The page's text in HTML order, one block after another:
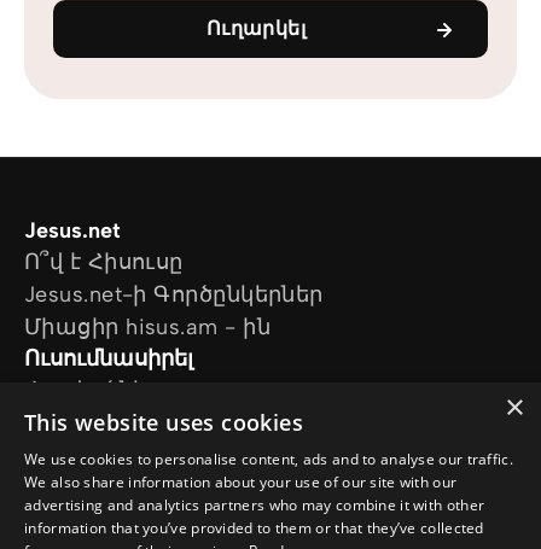
Ուղարկել
Jesus.net
Ո՞վ է Հիսուսը
Jesus.net-ի Գործընկերներ
Միացիր hisus.am - ին
Ուսումնասիրել
Հոդվածներ
Տեսանյութեր
Մեր նախագծերը
Ես հարց ունեմ
Հետևեք մեզ
×
This website uses cookies
We use cookies to personalise content, ads and to analyse our traffic.
We also share information about your use of our site with our
advertising and analytics partners who may combine it with other
information that you’ve provided to them or that they’ve collected